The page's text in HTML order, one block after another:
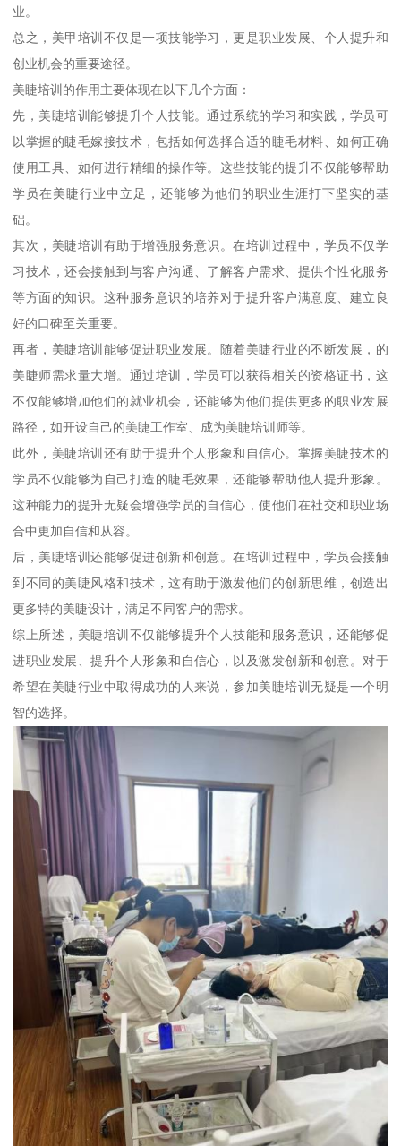
业。
总之，美甲培训不仅是一项技能学习，更是职业发展、个人提升和
创业机会的重要途径。
美睫培训的作用主要体现在以下几个方面：
先，美睫培训能够提升个人技能。通过系统的学习和实践，学员可
以掌握的睫毛嫁接技术，包括如何选择合适的睫毛材料、如何正确
使用工具、如何进行精细的操作等。这些技能的提升不仅能够帮助
学员在美睫行业中立足，还能够为他们的职业生涯打下坚实的基
础。
其次，美睫培训有助于增强服务意识。在培训过程中，学员不仅学
习技术，还会接触到与客户沟通、了解客户需求、提供个性化服务
等方面的知识。这种服务意识的培养对于提升客户满意度、建立良
好的口碑至关重要。
再者，美睫培训能够促进职业发展。随着美睫行业的不断发展，的
美睫师需求量大增。通过培训，学员可以获得相关的资格证书，这
不仅能够增加他们的就业机会，还能够为他们提供更多的职业发展
路径，如开设自己的美睫工作室、成为美睫培训师等。
此外，美睫培训还有助于提升个人形象和自信心。掌握美睫技术的
学员不仅能够为自己打造的睫毛效果，还能够帮助他人提升形象。
这种能力的提升无疑会增强学员的自信心，使他们在社交和职业场
合中更加自信和从容。
后，美睫培训还能够促进创新和创意。在培训过程中，学员会接触
到不同的美睫风格和技术，这有助于激发他们的创新思维，创造出
更多特的美睫设计，满足不同客户的需求。
综上所述，美睫培训不仅能够提升个人技能和服务意识，还能够促
进职业发展、提升个人形象和自信心，以及激发创新和创意。对于
希望在美睫行业中取得成功的人来说，参加美睫培训无疑是一个明
智的选择。